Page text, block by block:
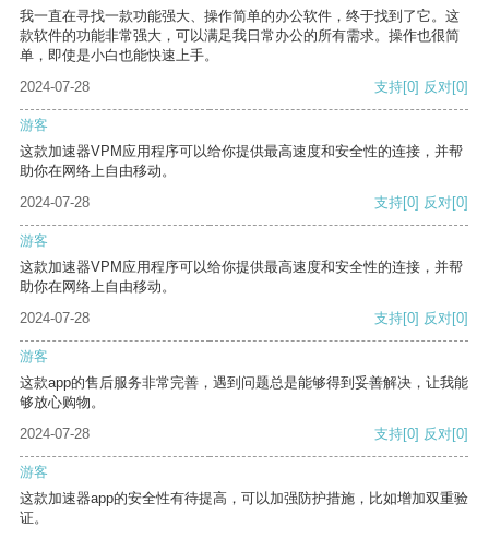
我一直在寻找一款功能强大、操作简单的办公软件，终于找到了它。这
款软件的功能非常强大，可以满足我日常办公的所有需求。操作也很简
单，即使是小白也能快速上手。
2024-07-28
支持[0] 反对[0]
游客
这款加速器VPM应用程序可以给你提供最高速度和安全性的连接，并帮
助你在网络上自由移动。
2024-07-28
支持[0] 反对[0]
游客
这款加速器VPM应用程序可以给你提供最高速度和安全性的连接，并帮
助你在网络上自由移动。
2024-07-28
支持[0] 反对[0]
游客
这款app的售后服务非常完善，遇到问题总是能够得到妥善解决，让我能
够放心购物。
2024-07-28
支持[0] 反对[0]
游客
这款加速器app的安全性有待提高，可以加强防护措施，比如增加双重验
证。